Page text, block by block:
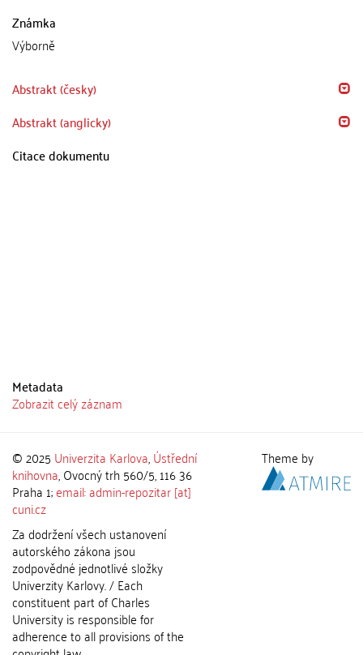
Známka
Výborně
Abstrakt (česky)
Abstrakt (anglicky)
Citace dokumentu
Metadata
Zobrazit celý záznam
© 2025 Univerzita Karlova,Ústřední
knihovna, Ovocný trh 560/5, 116 36
Praha 1;email: admin-repozitar [at]
cuni.cz
Za dodržení všech ustanovení
autorského zákona jsou
zodpovědné jednotlivé složky
Univerzity Karlovy. / Each
constituent part of Charles
University is responsible for
adherence to all provisions of the
Theme by